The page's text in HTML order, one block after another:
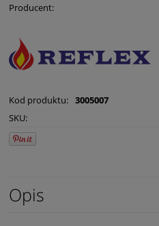
Producent:
Kod produktu: 3005007
SKU:
Opis